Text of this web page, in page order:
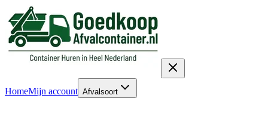
HomeMijn account Afvalsoort